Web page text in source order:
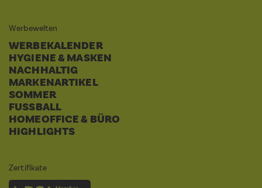
Werbewelten
WERBEKALENDER
HYGIENE & MASKEN
NACHHALTIG
MARKENARTIKEL
SOMMER
FUSSBALL
HOMEOFFICE & BÜRO
HIGHLIGHTS
Zertifikate